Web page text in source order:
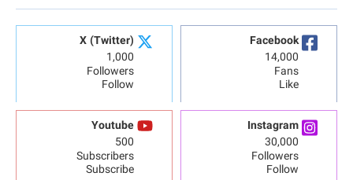
Facebook
14,000
Fans
Like
X (Twitter)
1,000
Followers
Follow
Instagram
30,000
Followers
Follow
Youtube
500
Subscribers
Subscribe